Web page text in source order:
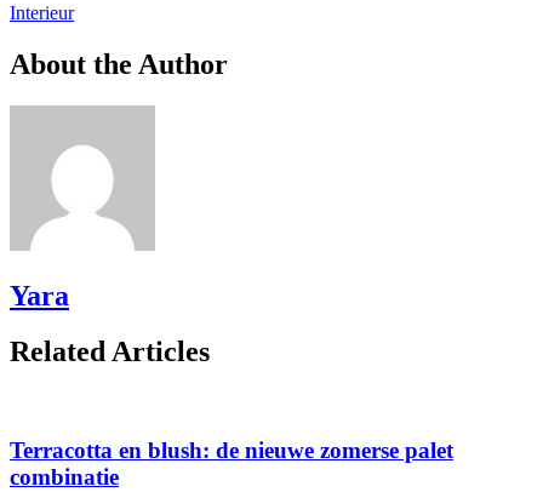
Interieur
About the Author
Yara
Related Articles
Terracotta en blush: de nieuwe zomerse palet
combinatie